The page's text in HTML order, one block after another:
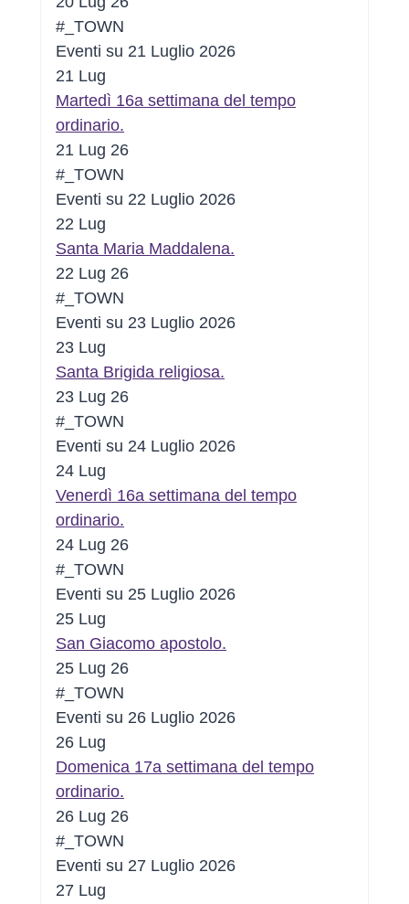
#_TOWN
Eventi su 21 Luglio 2026
21 Lug
Martedì 16a settimana del tempo
ordinario.
21 Lug 26
#_TOWN
Eventi su 22 Luglio 2026
22 Lug
Santa Maria Maddalena.
22 Lug 26
#_TOWN
Eventi su 23 Luglio 2026
23 Lug
Santa Brigida religiosa.
23 Lug 26
#_TOWN
Eventi su 24 Luglio 2026
24 Lug
Venerdì 16a settimana del tempo
ordinario.
24 Lug 26
#_TOWN
Eventi su 25 Luglio 2026
25 Lug
San Giacomo apostolo.
25 Lug 26
#_TOWN
Eventi su 26 Luglio 2026
26 Lug
Domenica 17a settimana del tempo
ordinario.
26 Lug 26
#_TOWN
Eventi su 27 Luglio 2026
27 Lug